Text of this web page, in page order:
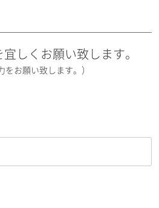
しくお願い致します。
をお願い致します。）